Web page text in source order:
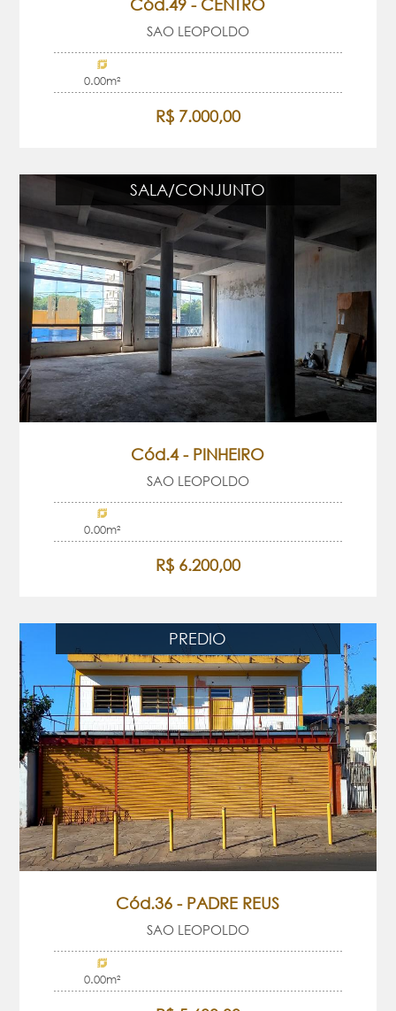
Cód.49 - CENTRO
SAO LEOPOLDO
0.00m²
R$ 7.000,00
SALA/CONJUNTO
Cód.4 - PINHEIRO
SAO LEOPOLDO
0.00m²
R$ 6.200,00
PREDIO
Cód.36 - PADRE REUS
SAO LEOPOLDO
0.00m²